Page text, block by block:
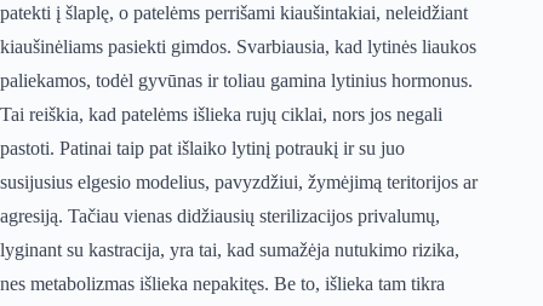
patekti į šlaplę, o patelėms perrišami kiaušintakiai, neleidžiant
kiaušinėliams pasiekti gimdos. Svarbiausia, kad lytinės liaukos
paliekamos, todėl gyvūnas ir toliau gamina lytinius hormonus.
Tai reiškia, kad patelėms išlieka rujų ciklai, nors jos negali
pastoti. Patinai taip pat išlaiko lytinį potraukį ir su juo
susijusius elgesio modelius, pavyzdžiui, žymėjimą teritorijos ar
agresiją. Tačiau vienas didžiausių sterilizacijos privalumų,
lyginant su kastracija, yra tai, kad sumažėja nutukimo rizika,
nes metabolizmas išlieka nepakitęs. Be to, išlieka tam tikra